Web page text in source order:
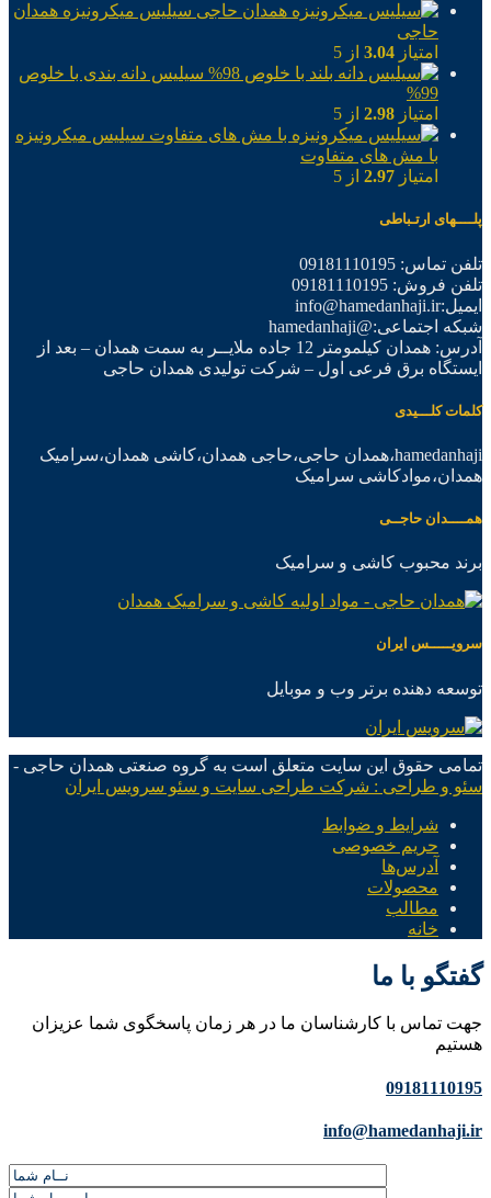
سیلیس میکرونیزه همدان
حاجی
امتیاز 3.04 از 5
سیلیس دانه بندی با خلوص
99%
امتیاز 2.98 از 5
سیلیس میکرونیزه
با مش های متفاوت
امتیاز 2.97 از 5
پلــــهای ارتـباطی
تلفن تماس: 09181110195
تلفن فروش: 09181110195
ایمیل:info@hamedanhaji.ir
شبکه اجتماعی:@hamedanhaji
آدرس: همدان کیلمومتر 12 جاده ملایــر به سمت همدان – بعد از
ایستگاه برق فرعی اول – شرکت تولیدی همدان حاجی
کلمات کلـــیدی
hamedanhaji،همدان حاجی،حاجی همدان،کاشی همدان،سرامیک
همدان،موادکاشی سرامیک
همــــدان حاجــی
برند محبوب کاشی و سرامیک
سرویـــــس ایران
توسعه دهنده برتر وب و موبایل
تمامی حقوق این سایت متعلق است به گروه صنعتی همدان حاجی -
سئو و طراحی : شرکت طراحی سایت و سئو سرویس ایران
شرایط و ضوابط
حریم خصوصی
آدرس‌ها
محصولات
مطالب
خانه
گفتگو با ما
جهت تماس با کارشناسان ما در هر زمان پاسخگوی شما عزیزان
هستیم
09181110195
info@hamedanhaji.ir